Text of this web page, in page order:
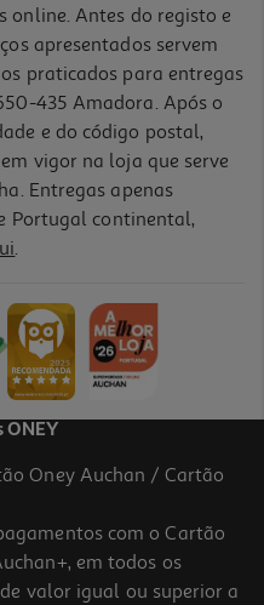
online. Antes do registo e
apresentados servem
praticados para entregas
435 Amadora. Após o
e do código postal,
vigor na loja que serve
Entregas apenas
Portugal continental,
.
ONEY
Oney Auchan / Cartão
com o Cartão
em todos os
valor igual ou superior a